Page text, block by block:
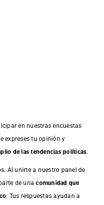
en nuestras encuestas
expreses tu opinión y
de las tendencias políticas.
Al unirte a nuestro panel de
de unacomunidad que
. Tus respuestas ayudan a